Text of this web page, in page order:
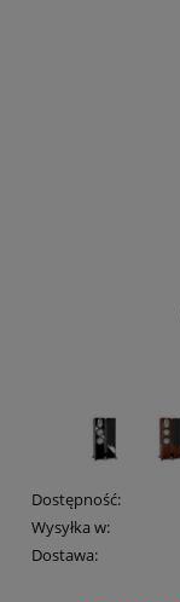
Dostępność:
Wysyłka w:
Dostawa:
Cena nie